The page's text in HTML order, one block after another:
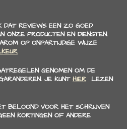
DAT REVIEWS EEN ZO GOED
ONZE PRODUCTEN EN DIENSTEN.
OP ONPARTIJDIGE WIJZE
GENOMEN OM DE
JE KUNT HIER LEZEN
BELOOND VOOR HET SCHRIJVEN
KORTINGEN OF ANDERE